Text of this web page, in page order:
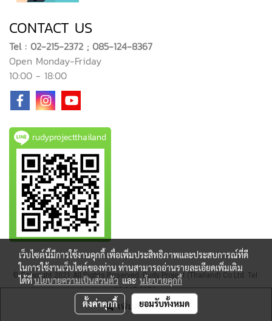
เพิ่มลงตะกร้า
CONTACT US
Tel : 02-215-2372 ; 085-124-8367
Open Monday-Friday
10:00 - 18:00
rudyprojectthailand
© Copyright 2021 All Rights Reserved. Rudy Project (Thailand) Co Ltd. Tel:
02-215-2372
ผู้เข้าชมขณะนี้ 445
เว็บไซต์นี้มีการใช้งานคุกกี้ เพื่อเพิ่มประสิทธิภาพและประสบการณ์ที่ดี
ในการใช้งานเว็บไซต์ของท่าน ท่านสามารถอ่านรายละเอียดเพิ่มเติม
ได้ที่นโยบายความเป็นส่วนตัวและนโยบายคุกกี้
ตั้งค่าคุกกี้ ยอมรับทั้งหมด